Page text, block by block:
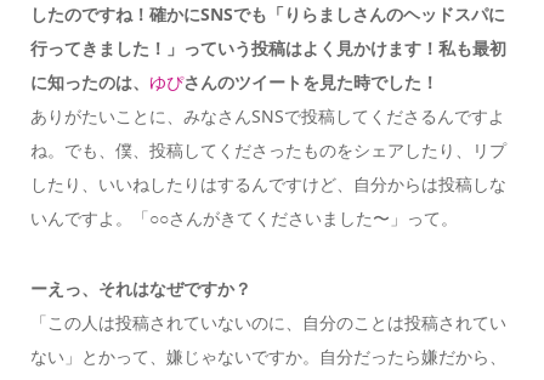
したのですね！確かにSNSでも「りらましさんのヘッドスパに
行ってきました！」っていう投稿はよく見かけます！私も最初
に知ったのは、 ゆぴさんのツイートを見た時でした！
ありがたいことに、みなさんSNSで投稿してくださるんですよ
ね。でも、僕、投稿してくださったものをシェアしたり、リプ
したり、いいねしたりはするんですけど、自分からは投稿しな
いんですよ。「○○さんがきてくださいました〜」って。
ーえっ、それはなぜですか？
「この人は投稿されていないのに、自分のことは投稿されてい
ない」とかって、嫌じゃないですか。自分だったら嫌だから、